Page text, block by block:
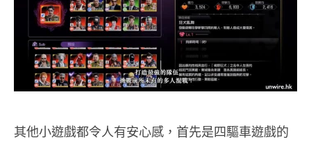
其他小遊戲都令人有安心感，首先是四驅車遊戲的